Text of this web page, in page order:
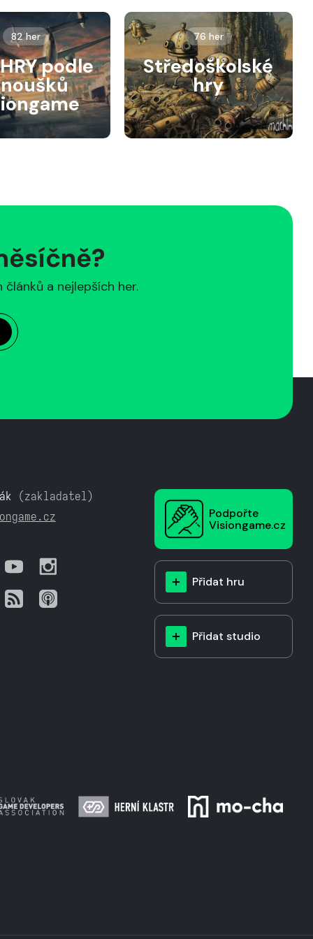
82 her
podle
76 her
Středoškolské
hry
a nejlepších her.
(zakladatel)
Podpořte
Visiongame.cz
Přidat hru
Přidat studio